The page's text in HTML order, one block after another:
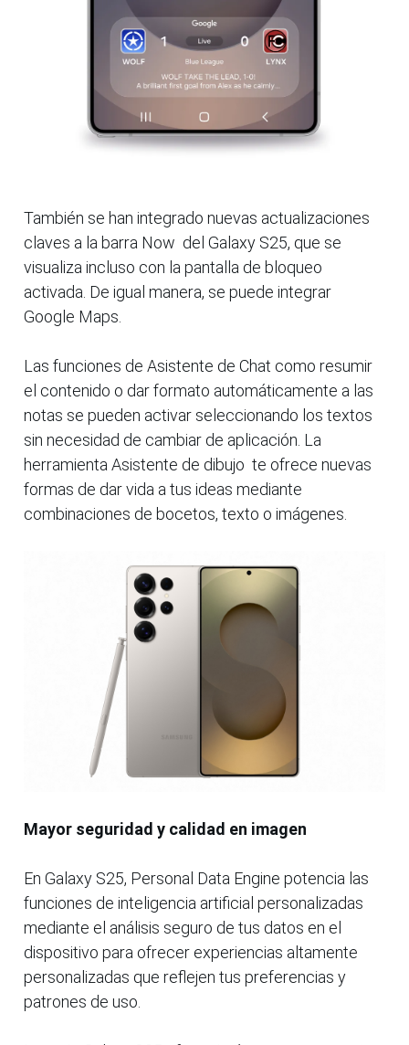
También se han integrado nuevas actualizaciones
claves a la barra Now del Galaxy S25, que se
visualiza incluso con la pantalla de bloqueo
activada. De igual manera, se puede integrar
Google Maps.
Las funciones de Asistente de Chat como resumir
el contenido o dar formato automáticamente a las
notas se pueden activar seleccionando los textos
sin necesidad de cambiar de aplicación. La
herramienta Asistente de dibujo te ofrece nuevas
formas de dar vida a tus ideas mediante
combinaciones de bocetos, texto o imágenes.
Mayor seguridad y calidad en imagen
En Galaxy S25, Personal Data Engine potencia las
funciones de inteligencia artificial personalizadas
mediante el análisis seguro de tus datos en el
dispositivo para ofrecer experiencias altamente
personalizadas que reflejen tus preferencias y
patrones de uso.